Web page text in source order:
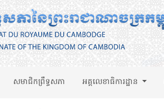
សមាជិកព្រឹទ្ធសភា អគ្គលេខាធិការដ្ឋាន